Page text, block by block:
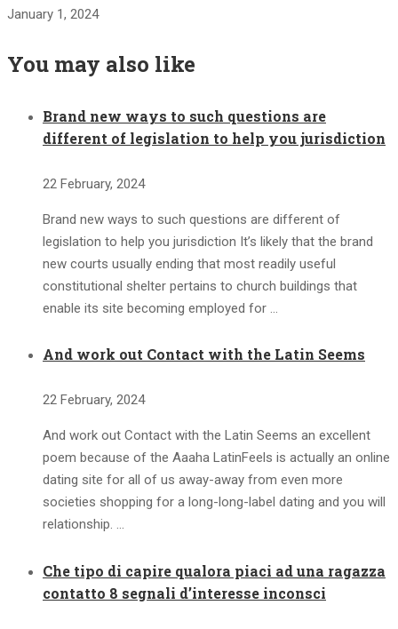
January 1, 2024
You may also like
Brand new ways to such questions are
different of legislation to help you jurisdiction
22 February, 2024
Brand new ways to such questions are different of
legislation to help you jurisdiction It’s likely that the brand
new courts usually ending that most readily useful
constitutional shelter pertains to church buildings that
enable its site becoming employed for …
And work out Contact with the Latin Seems
22 February, 2024
And work out Contact with the Latin Seems an excellent
poem because of the Aaaha LatinFeels is actually an online
dating site for all of us away-away from even more
societies shopping for a long-long-label dating and you will
relationship. …
Che tipo di capire qualora piaci ad una ragazza
contatto 8 segnali d’interesse inconsci